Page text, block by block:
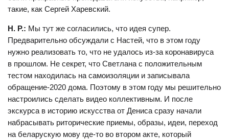
такие, как Сергей Харевский.
Н. Р.: Мы тут же согласились, что идея супер.
Предварительно обсуждали с Настей, что в этом году
нужно реализовать то, что не удалось из-за коронавируса
в прошлом. Не секрет, что Светлана с положительным
тестом находилась на самоизоляции и записывала
обращение-2020 дома. Поэтому в этом году мы решительно
настроились сделать видео коллективным. И после
экскурса в историю искусства от Дениса сразу начали
набрасывать риторические приемы, образы, идеи, переход
на беларускую мову где-то во втором акте, который